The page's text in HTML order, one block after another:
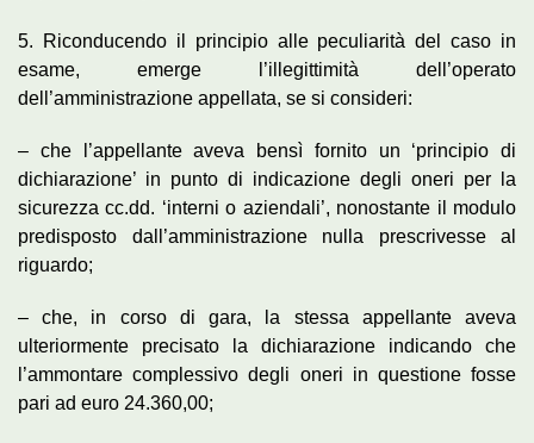
5. Riconducendo il principio alle peculiarità del caso in
esame, emerge l’illegittimità dell’operato
dell’amministrazione appellata, se si consideri:
– che l’appellante aveva bensì fornito un ‘principio di
dichiarazione’ in punto di indicazione degli oneri per la
sicurezza cc.dd. ‘interni o aziendali’, nonostante il modulo
predisposto dall’amministrazione nulla prescrivesse al
riguardo;
– che, in corso di gara, la stessa appellante aveva
ulteriormente precisato la dichiarazione indicando che
l’ammontare complessivo degli oneri in questione fosse
pari ad euro 24.360,00;